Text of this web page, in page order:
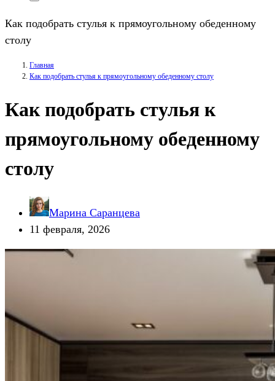
Как подобрать стулья к прямоугольному обеденному
столу
Главная
Как подобрать стулья к прямоугольному обеденному столу
Как подобрать стулья к
прямоугольному обеденному
столу
Марина Саранцева
11 февраля, 2026